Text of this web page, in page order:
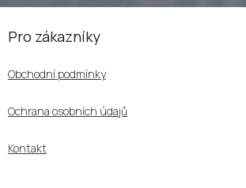
Z
Pro zákazníky
Obchodní podmínky
Ochrana osobních údajů
Kontakt